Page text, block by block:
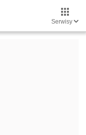
Serwisy